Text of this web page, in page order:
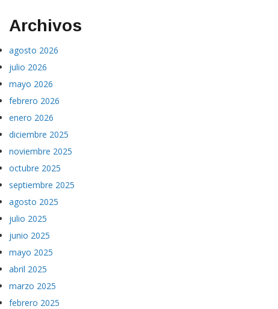
Archivos
agosto 2026
julio 2026
mayo 2026
febrero 2026
enero 2026
diciembre 2025
noviembre 2025
octubre 2025
septiembre 2025
agosto 2025
julio 2025
junio 2025
mayo 2025
abril 2025
marzo 2025
febrero 2025